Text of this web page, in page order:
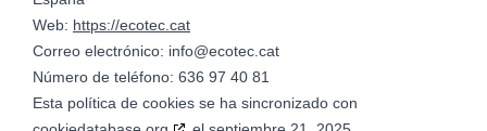
Web: https://ecotec.cat
Correo electrónico: info@ecotec.cat
Número de teléfono: 636 97 40 81
Esta política de cookies se ha sincronizado con